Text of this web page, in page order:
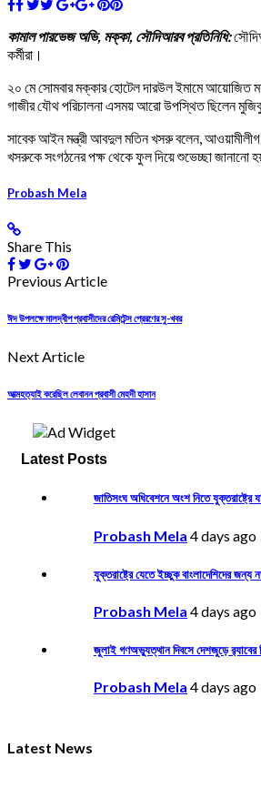
কামাল পারভেজ অভি, মক্কা, সৌদিআরব প্রতিনিধি:
কর্মীরা।
২০ মে সোমবার মক্কার হোটেল দারউল ইমামে আয়োজিত
গাজীর যৌথ পরিচালনা এসময় আরো উপস্থিত ছিলেন
সাবেক আইন মন্ত্রী আবদুল মতিন খসরু বলেন, আওয়ামীলীগ
খসরুকে সংগঠনের পক্ষ থেকে ফুল দিয়ে শুভেচ্ছা জানানো
Probash Mela
Share This
Previous Article
ঈদ উপলক্ষে মালদ্বীপ প্রবাসীদের রেমিটেন্স প্রেরণের সু-খবর
Next Article
আত্মহত্যাই করেছিল লেবানন প্রবাসী মেহদী হাসান
Latest Posts
জাতিসংঘ অধিবেশনে অংশ নিতে যুক্তরাষ্ট্রে
Probash Mela 4 days ago
যুক্তরাষ্ট্রে যেতে ইচ্ছুক বাংলাদেশিদের জন্য
Probash Mela 4 days ago
জুলাই গণঅভ্যুত্থান দিবসে দেশজুড়ে র‌্যাবের
Probash Mela 4 days ago
Latest News